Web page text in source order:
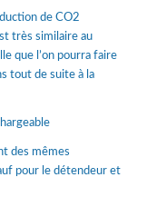
de CO2
très similaire au
que l’on pourra faire
tout de suite à la
des mêmes
pour le détendeur et